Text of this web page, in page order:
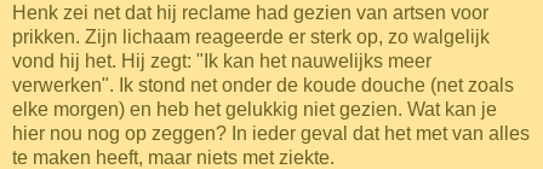
Henk zei net dat hij reclame had gezien van artsen voor
prikken. Zijn lichaam reageerde er sterk op, zo walgelijk
vond hij het. Hij zegt: "Ik kan het nauwelijks meer
verwerken". Ik stond net onder de koude douche (net zoals
elke morgen) en heb het gelukkig niet gezien. Wat kan je
hier nou nog op zeggen? In ieder geval dat het met van alles
te maken heeft, maar niets met ziekte.